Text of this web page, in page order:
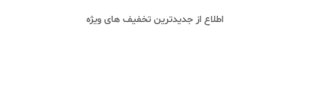
اطلاع از جدیدترین تخفیف های ویژه